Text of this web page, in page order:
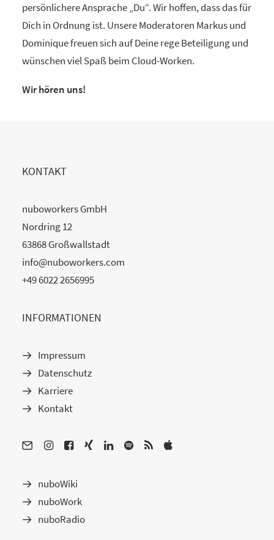
persönlichere Ansprache „Du“. Wir hoffen, dass das für
Dich in Ordnung ist. Unsere Moderatoren Markus und
Dominique freuen sich auf Deine rege Beteiligung und
wünschen viel Spaß beim Cloud-Worken.
Wir hören uns!
KONTAKT
nuboworkers GmbH
Nordring 12
63868 Großwallstadt
info@nuboworkers.com
+49 6022 2656995
INFORMATIONEN
Impressum
Datenschutz
Karriere
Kontakt
nuboWiki
nuboWork
nuboRadio